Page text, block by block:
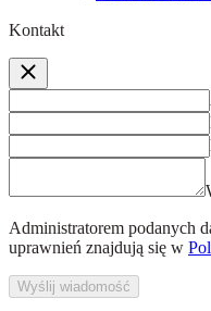
Kontakt
Administratorem podanych
uprawnień znajdują się w
Wyślij wiadomość